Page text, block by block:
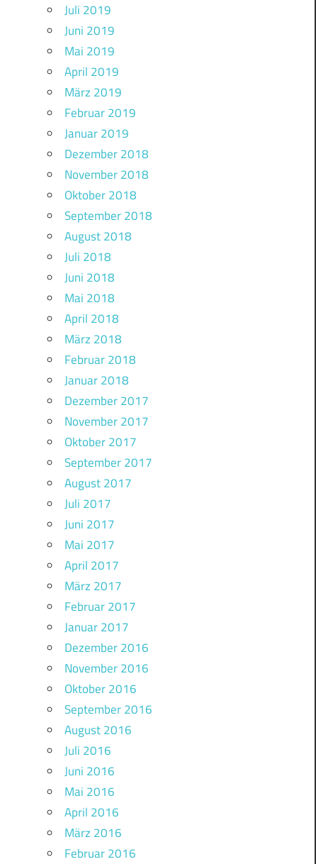
Juli 2019
Juni 2019
Mai 2019
April 2019
März 2019
Februar 2019
Januar 2019
Dezember 2018
November 2018
Oktober 2018
September 2018
August 2018
Juli 2018
Juni 2018
Mai 2018
April 2018
März 2018
Februar 2018
Januar 2018
Dezember 2017
November 2017
Oktober 2017
September 2017
August 2017
Juli 2017
Juni 2017
Mai 2017
April 2017
März 2017
Februar 2017
Januar 2017
Dezember 2016
November 2016
Oktober 2016
September 2016
August 2016
Juli 2016
Juni 2016
Mai 2016
April 2016
März 2016
Februar 2016